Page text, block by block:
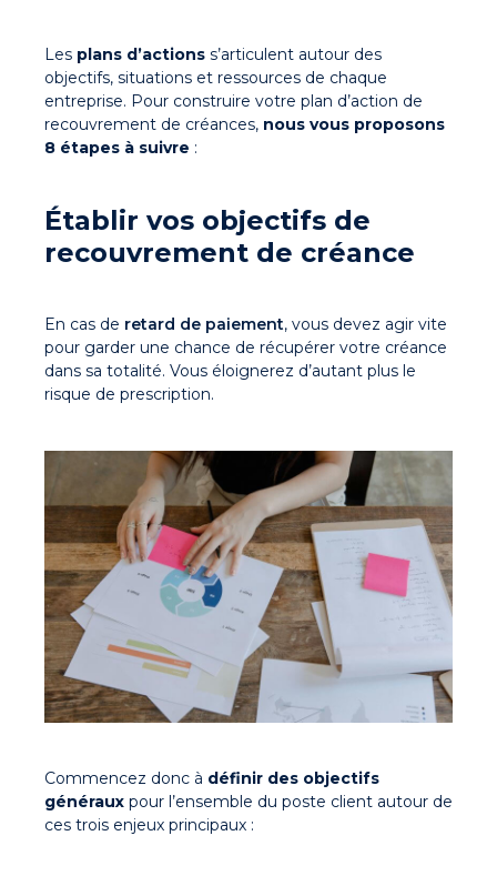
Les plans d’actions s’articulent autour des
objectifs, situations et ressources de chaque
entreprise. Pour construire votre plan d’action de
recouvrement de créances, nous vous proposons
8 étapes à suivre :
Établir vos objectifs de
recouvrement de créance
En cas de retard de paiement, vous devez agir vite
pour garder une chance de récupérer votre créance
dans sa totalité. Vous éloignerez d’autant plus le
risque de prescription.
Commencez donc à définir des objectifs
généraux pour l’ensemble du poste client autour de
ces trois enjeux principaux :